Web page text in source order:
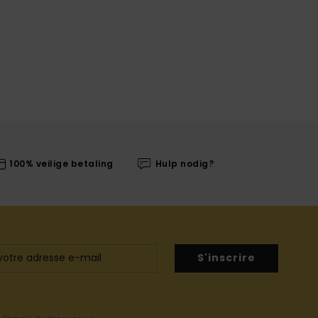
100% veilige betaling Hulp nodig?
S'inscrire